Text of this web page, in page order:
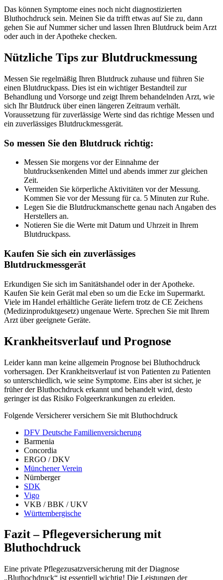
Das können Symptome eines noch nicht diagnostizierten
Bluthochdruck sein. Meinen Sie da trifft etwas auf Sie zu, dann
gehen Sie auf Nummer sicher und lassen Ihren Blutdruck beim Arzt
oder auch in der Apotheke checken.
Nützliche Tips zur Blutdruckmessung
Messen Sie regelmäßig Ihren Blutdruck zuhause und führen Sie
einen Blutdruckpass. Dies ist ein wichtiger Bestandteil zur
Behandlung und Vorsorge und zeigt Ihrem behandelnden Arzt, wie
sich Ihr Blutdruck über einen längeren Zeitraum verhält.
Voraussetzung für zuverlässige Werte sind das richtige Messen und
ein zuverlässiges Blutdruckmessgerät.
So messen Sie den Blutdruck richtig:
Messen Sie morgens vor der Einnahme der
blutdrucksenkenden Mittel und abends immer zur gleichen
Zeit.
Vermeiden Sie körperliche Aktivitäten vor der Messung.
Kommen Sie vor der Messung für ca. 5 Minuten zur Ruhe.
Legen Sie die Blutdruckmanschette genau nach Angaben des
Herstellers an.
Notieren Sie die Werte mit Datum und Uhrzeit in Ihrem
Blutdruckpass.
Kaufen Sie sich ein zuverlässiges
Blutdruckmessgerät
Erkundigen Sie sich im Sanitätshandel oder in der Apotheke.
Kaufen Sie kein Gerät mal eben so um die Ecke im Supermarkt.
Viele im Handel erhältliche Geräte liefern trotz de CE Zeichens
(Medizinproduktgesetz) ungenaue Werte. Sprechen Sie mit Ihrem
Arzt über geeignete Geräte.
Krankheitsverlauf und Prognose
Leider kann man keine allgemein Prognose bei Bluthochdruck
vorhersagen. Der Krankheitsverlauf ist von Patienten zu Patienten
so unterschiedlich, wie seine Symptome. Eins aber ist sicher, je
früher der Bluthochdruck erkannt und behandelt wird, desto
geringer ist das Risiko Folgeerkrankungen zu erleiden.
Folgende Versicherer versichern Sie mit Bluthochdruck
DFV Deutsche Familienversicherung
Barmenia
Concordia
ERGO / DKV
Münchener Verein
Nürnberger
SDK
Vigo
VKB / BBK / UKV
Württembergische
Fazit – Pflegeversicherung mit
Bluthochdruck
Eine private Pflegezusatzversicherung mit der Diagnose
„Bluthochdruck“ ist essentiell wichtig! Die Leistungen der